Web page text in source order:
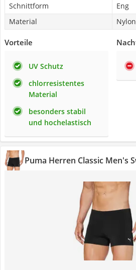
Schnittform
Eng
Material
Vorteile
UV Schutz
chlorresistentes
Material
besonders stabil
und hochelastisch
Puma Herren Classic Men's